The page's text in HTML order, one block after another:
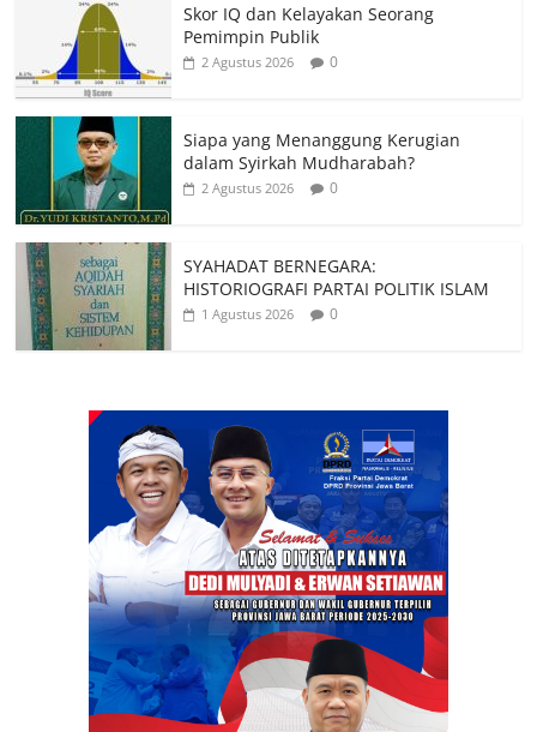
Skor IQ dan Kelayakan Seorang
Pemimpin Publik
2 Agustus 2026 0
Siapa yang Menanggung Kerugian
dalam Syirkah Mudharabah?
2 Agustus 2026 0
SYAHADAT BERNEGARA:
HISTORIOGRAFI PARTAI POLITIK ISLAM
1 Agustus 2026 0